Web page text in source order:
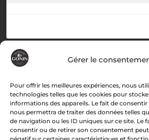
Gérer le
Pour offrir les meilleures expériences, nous
technologies telles que les cookies pour
informations des appareils. Le fait de
nous permettra de traiter des données telles
de navigation ou les ID uniques sur ce site. Le
consentir ou de retirer son consentement
Menu
Accueil
Histoire
Boutique
Recettes
Associations